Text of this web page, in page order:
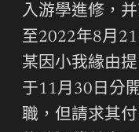
入游學進修，
至2022年8月
某因小我緣由
于11月30日分
職，但請求其付